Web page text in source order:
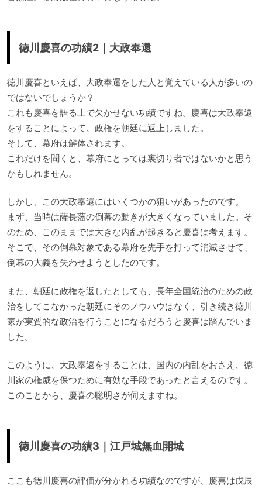
徳川慶喜の功績2｜大政奉還
徳川慶喜といえば、大政奉還をした人と覚えている人が多いの
ではないでしょうか？
これも慶喜を語る上で欠かせない功績ですね。慶喜は大政奉還
をすることによって、政権を朝廷に返上しました。
そして、幕府は解体されます。
これだけを聞くと、幕府にとっては裏切り者ではないかと思う
かもしれません。
しかし、この大政奉還にはいくつかの狙いがあったのです。
まず、当時は薩長藩の倒幕の動きが大きくなっていました。そ
のため、このままでは大きな内乱が起きると慶喜は考えます。
そこで、その倒幕対象である幕府を先手を打って消滅させて、
倒幕の大義を失わせようとしたのです。
また、朝廷に政権を返したとしても、長年全国統治のための政
治をしてこなかった朝廷にそのノウハウはなく、引き続き徳川
家が実質的な政治を行うことになるだろうと慶喜は踏んでいま
した。
このように、大政奉還をすることは、国内の内乱をおさえ、徳
川家の権威を保つために有効な手段であったと言えるのです。
このことから、慶喜の聡明さが伺えますね。
徳川慶喜の功績3｜江戸城無血開城
ここも徳川慶喜の評価が分かれる功績なのですが、慶喜は戊辰